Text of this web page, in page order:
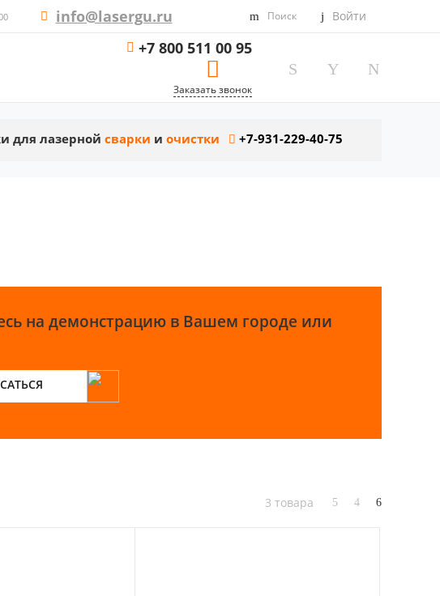
info@lasergu.ru Поиск Войти
+7 800 511 00 95
Заказать звонок
для лазерной сварки и очистки +7-931-229-40-75
на демонстрацию в Вашем городе или
3 товара